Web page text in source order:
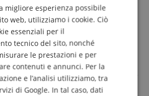
valutazioni è stata effettuata
i clienti registrati nel nostro
che hanno effettivamente
da noi possono inviare una
l'articolo nel conto cliente.
ITALIAN
SPANISH
migliore esperienza possibile
web, utilizziamo i cookie. Ciò
essenziali per il
tecnico del sito, nonché
le prestazioni e per
contenuti e annunci. Per la
e l’analisi utilizziamo, tra
di Google. In tal caso, dati